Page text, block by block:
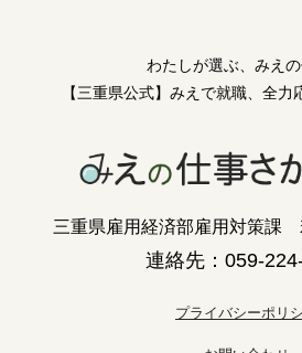
わたしが選ぶ、みえの
【三重県公式】みえで就職、全力
三重県雇用経済部雇用対策課
連絡先：059-
プライバシーポリ